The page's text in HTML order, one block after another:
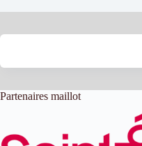
Partenaires maillot